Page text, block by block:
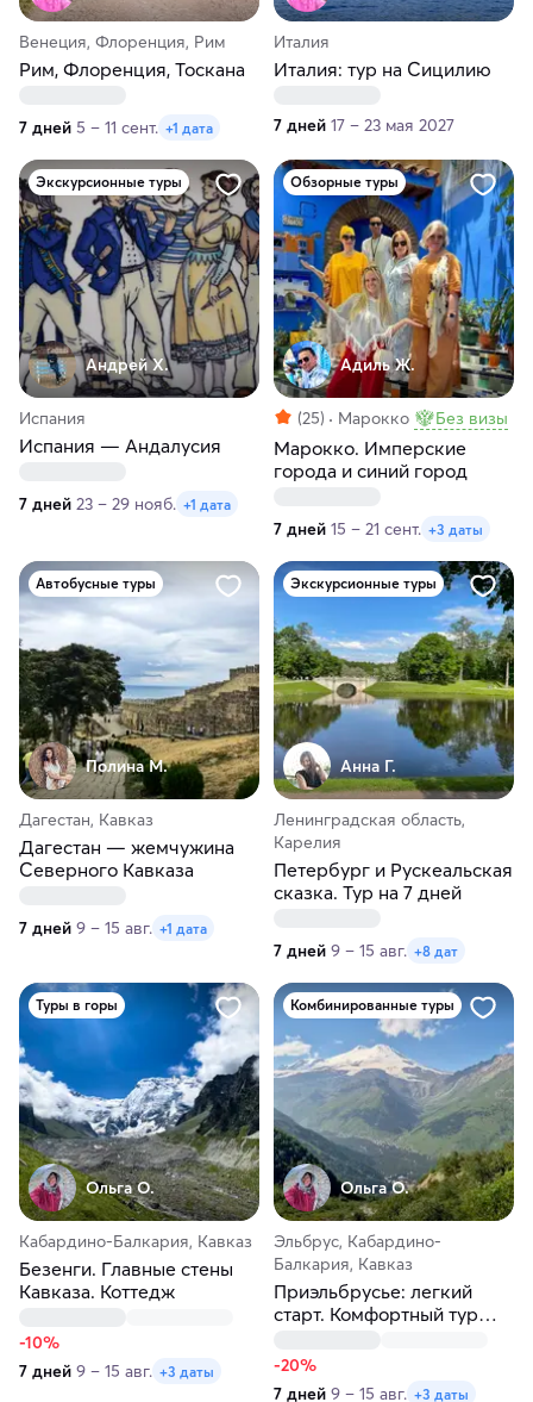
Венеция, Флоренция, Рим
Рим, Флоренция, Тоскана
7 дней 5 – 11 сент. +1 дата
Италия
Италия: тур на Сицилию
7 дней 17 – 23 мая 2027
Экскурсионные туры
Андрей Х.
Испания
Испания — Андалусия
7 дней 23 – 29 нояб. +1 дата
Обзорные туры
Адиль Ж.
(25) Марокко Без визы
Марокко. Имперские
города и синий город
7 дней 15 – 21 сент. +3 даты
Автобусные туры
Полина М.
Дагестан, Кавказ
Дагестан — жемчужина
Северного Кавказа
7 дней 9 – 15 авг. +1 дата
Экскурсионные туры
Анна Г.
Ленинградская область,
Карелия
Петербург и Рускеальская
сказка. Тур на 7 дней
7 дней 9 – 15 авг. +8 дат
Туры в горы
Ольга О.
Кабардино-Балкария, Кавказ
Безенги. Главные стены
Кавказа. Коттедж
-10%
7 дней 9 – 15 авг. +3 даты
Комбинированные туры
Ольга О.
Эльбрус, Кабардино-
Балкария, Кавказ
Приэльбрусье: легкий
старт. Комфортный тур
-20%
7 дней 9 – 15 авг. +3 даты